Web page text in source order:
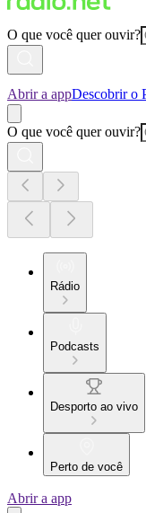
O que você quer ouvir?
Abrir a appDescobrir o
O que você quer ouvir?
Rádio
Podcasts
Desporto ao vivo
Perto de você
Abrir a app